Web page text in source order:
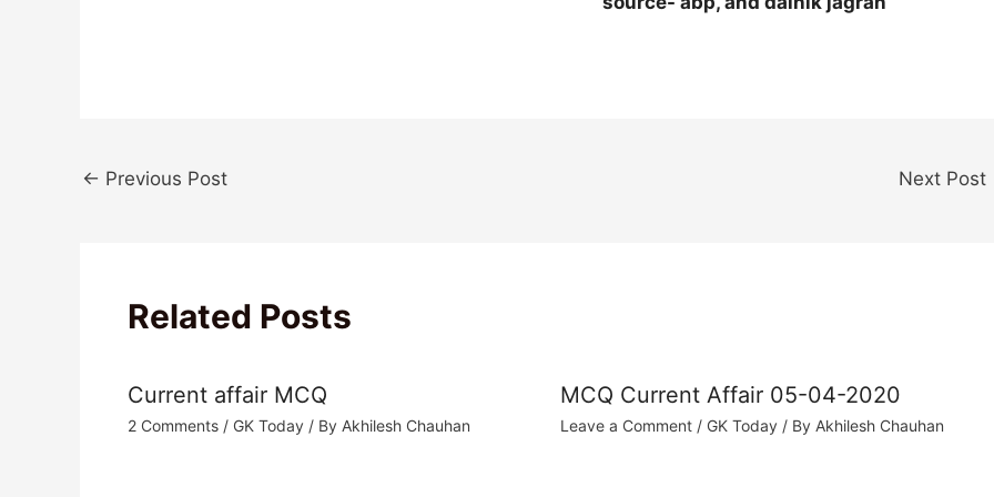
← Previous Post Next Post
Related Posts
Current affair MCQ
2 Comments / GK Today/ By Akhilesh Chauhan
MCQ Current Affair 05-04-2020
Leave a Comment / GK Today/ By Akhilesh Chauhan